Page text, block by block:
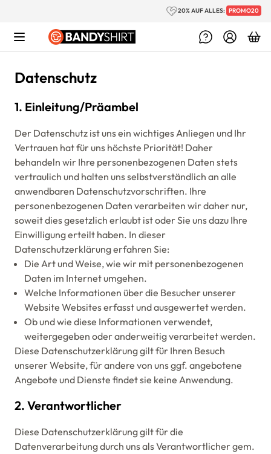
20% AUF ALLES: PROMO20
Datenschutz
1. Einleitung/Präambel
Der Datenschutz ist uns ein wichtiges Anliegen und Ihr
Vertrauen hat für uns höchste Priorität! Daher
behandeln wir Ihre personenbezogenen Daten stets
vertraulich und halten uns selbstverständlich an alle
anwendbaren Datenschutzvorschriften. Ihre
personenbezogenen Daten verarbeiten wir daher nur,
soweit dies gesetzlich erlaubt ist oder Sie uns dazu Ihre
Einwilligung erteilt haben. In dieser
Datenschutzerklärung erfahren Sie:
Die Art und Weise, wie wir mit personenbezogenen
Daten im Internet umgehen.
Welche Informationen über die Besucher unserer
Website Websites erfasst und ausgewertet werden.
Ob und wie diese Informationen verwendet,
weitergegeben oder anderweitig verarbeitet werden.
Diese Datenschutzerklärung gilt für Ihren Besuch
unserer Website, für andere von uns ggf. angebotene
Angebote und Dienste findet sie keine Anwendung.
2. Verantwortlicher
Diese Datenschutzerklärung gilt für die
Datenverarbeitung durch uns als Verantwortlicher gem.